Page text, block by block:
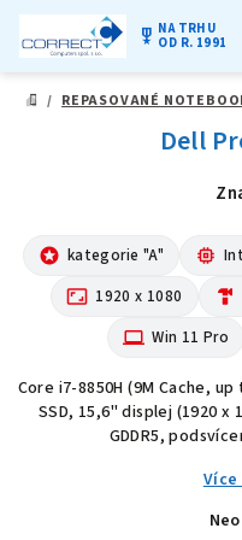
military_tech NA TRHU
OD R. 1991
DOMŮ
/ REPASOVANÉ
Dell
stars kategorie "A" memory
aspect_ratio 1920 x 1080 hardware
computer Win 11 Pro
Core i7-8850H (9M Cache, up
SSD, 15,6" displej (1920 x
GDDR5,